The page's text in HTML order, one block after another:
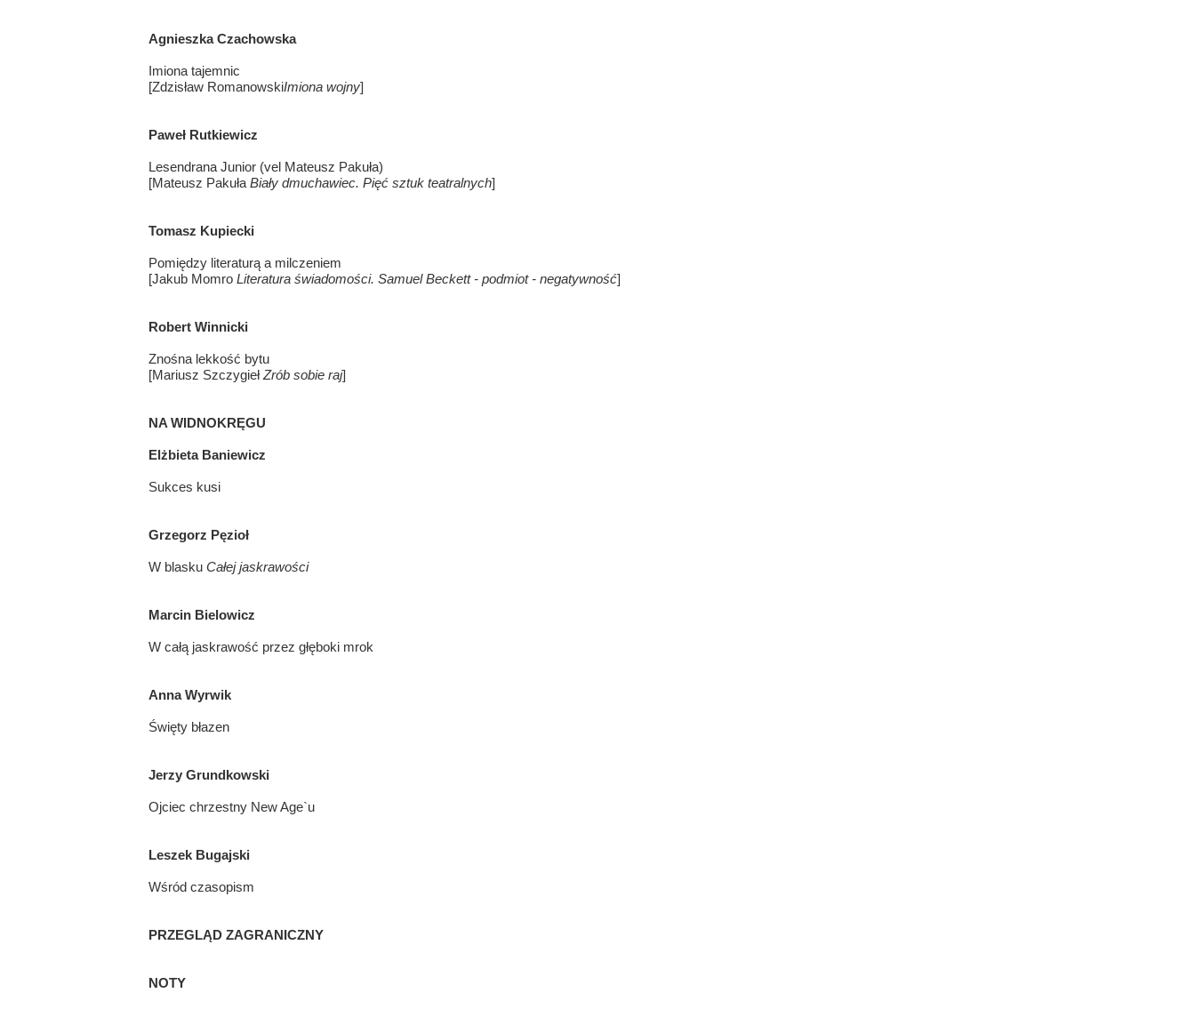
Agnieszka Czachowska
Imiona tajemnic
[Zdzisław RomanowskiImiona wojny]
Paweł Rutkiewicz
Lesendrana Junior (vel Mateusz Pakuła)
[Mateusz Pakuła Biały dmuchawiec. Pięć sztuk teatralnych]
Tomasz Kupiecki
Pomiędzy literaturą a milczeniem
[Jakub Momro Literatura świadomości. Samuel Beckett - podmiot - negatywność]
Robert Winnicki
Znośna lekkość bytu
[Mariusz SzczygiełZrób sobie raj]
NA WIDNOKRĘGU
Elżbieta Baniewicz
Sukces kusi
Grzegorz Pęzioł
W blasku Całej jaskrawości
Marcin Bielowicz
W całą jaskrawość przez głęboki mrok
Anna Wyrwik
Święty błazen
Jerzy Grundkowski
Ojciec chrzestny New Age`u
Leszek Bugajski
Wśród czasopism
PRZEGLĄD ZAGRANICZNY
NOTY